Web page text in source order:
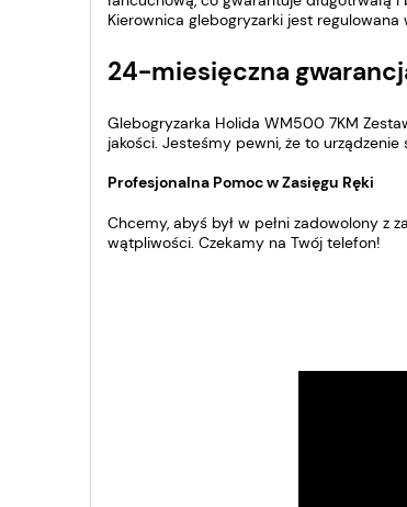
Kierownica glebogryzarki jest
24-miesięczna
Glebogryzarka Holida WM500 7KM
jakości. Jesteśmy pewni, że to
Profesjonalna Pomoc w Zasięgu Ręki
Chcemy, abyś był w pełni zadowolony
wątpliwości. Czekamy na Twój telefon!